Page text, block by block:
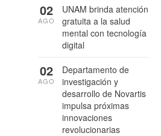
UNAM brinda atención
gratuita a la salud
mental con tecnología
digital
02
AGO
Departamento de
investigación y
desarrollo de Novartis
impulsa próximas
innovaciones
revolucionarias
02
AGO